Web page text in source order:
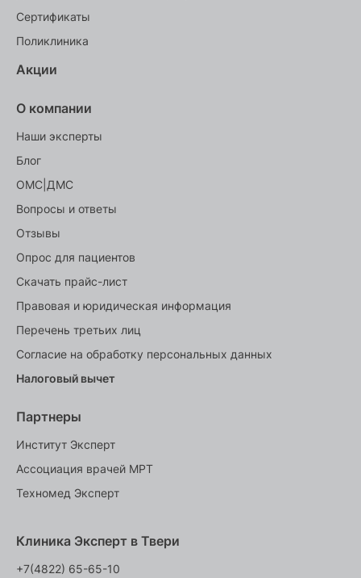
Сертификаты
Поликлиника
Акции
О компании
Наши эксперты
Блог
ОМС|ДМС
Вопросы и ответы
Отзывы
Опрос для пациентов
Скачать прайс-лист
Правовая и юридическая информация
Перечень третьих лиц
Согласие на обработку персональных данных
Налоговый вычет
Партнеры
Институт Эксперт
Ассоциация врачей МРТ
Техномед Эксперт
Клиника Эксперт в Твери
+7(4822) 65-65-10